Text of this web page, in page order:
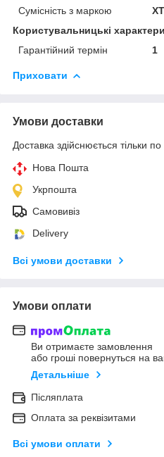
Сумісність з маркою
Користувальницькі
Гарантійний термін
1
Приховати
Умови доставки
Доставка здійснюється тільки
Нова Пошта
Укрпошта
Самовивіз
Delivery
Всі умови доставки
Умови оплати
Ви отримаєте замовлення
або гроші повернуться на
Детальніше
Післяплата
Оплата за реквізитами
Всі умови оплати